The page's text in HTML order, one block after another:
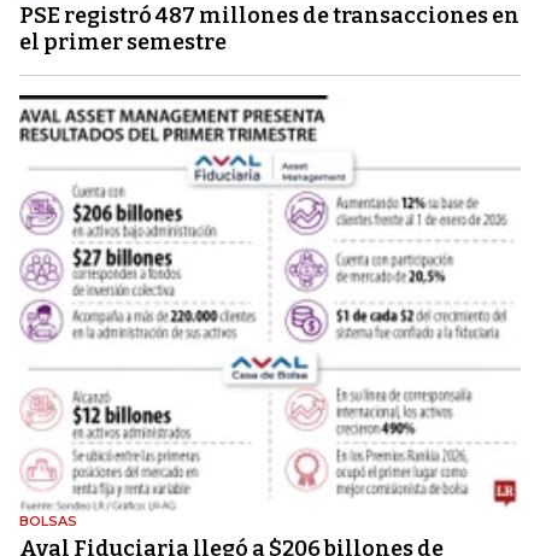
PSE registró 487 millones de transacciones en
el primer semestre
BOLSAS
Aval Fiduciaria llegó a $206 billones de